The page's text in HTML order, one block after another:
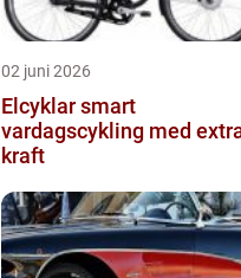
02 juni 2026
Elcyklar smart
vardagscykling med
kraft